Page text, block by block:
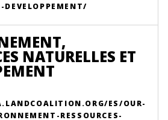
DEVELOPPEMENT/
NATURELLES ET
ES/OUR-
RESSOURCES-